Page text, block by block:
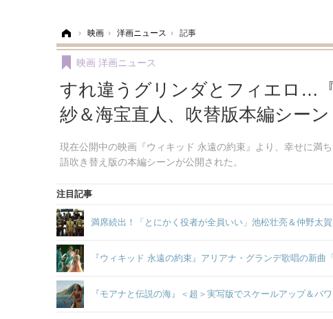
› 映画 › 洋画ニュース › 記事
すれ違うグリンダとフィエロ…
紗＆海宝直人、吹替版本編シーン
現在公開中の映画『ウィキッド 永遠の約束』より、幸せに満
語吹き替え版の本編シーンが公開された。
映画 洋画ニュース
注目記事
満席続出！「とにかく役者が全員いい」池松壮亮＆仲野太
『ウィキッド 永遠の約束』アリアナ・グランデ歌唱の新
『モアナと伝説の海』＜超＞実写版でスケールアップ＆パ